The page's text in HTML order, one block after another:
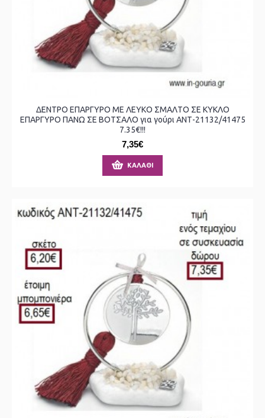
ΔΕΝΤΡΟ ΕΠΑΡΓΥΡΟ ΜΕ ΛΕΥΚΟ ΣΜΑΛΤΟ ΣΕ ΚΥΚΛΟ
ΕΠΑΡΓΥΡΟ ΠΑΝΩ ΣΕ ΒΟΤΣΑΛΟ για γούρι ΑΝΤ-21132/41475
7.35€!!!
7,35€
ΚΑΛΆΘΙ